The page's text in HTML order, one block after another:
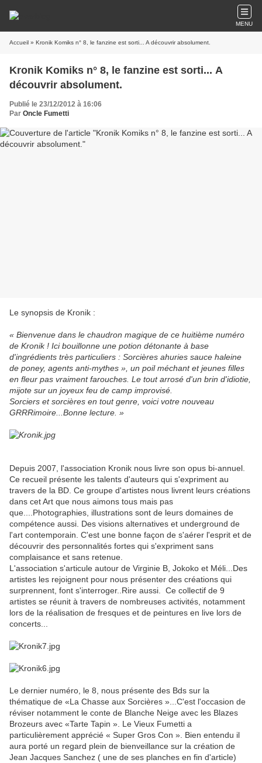
MENU
Accueil » Kronik Komiks n° 8, le fanzine est sorti... A découvrir absolument.
Kronik Komiks n° 8, le fanzine est sorti... A
découvrir absolument.
Publié le 23/12/2012 à 16:06
Par Oncle Fumetti
Le synopsis de Kronik :
« Bienvenue dans le chaudron magique de ce huitième numéro
de Kronik ! Ici bouillonne une potion détonante à base
d'ingrédients très particuliers : Sorcières ahuries sauce haleine
de poney, agents anti-mythes », un poil méchant et jeunes filles
en fleur pas vraiment farouches. Le tout arrosé d'un brin d'idiotie,
mijote sur un joyeux feu de camp improvisé.
Sorciers et sorcières en tout genre, voici votre nouveau
GRRRimoire...Bonne lecture. »
Depuis 2007, l'association Kronik nous livre son opus bi-annuel.
Ce recueil présente les talents d'auteurs qui s'expriment au
travers de la BD. Ce groupe d'artistes nous livrent leurs créations
dans cet Art que nous aimons tous mais pas
que....Photographies, illustrations sont de leurs domaines de
compétence aussi. Des visions alternatives et underground de
l'art contemporain. C'est une bonne façon de s'aérer l'esprit et de
découvrir des personnalités fortes qui s'expriment sans
complaisance et sans retenue.
L'association s'articule autour de Virginie B, Jokoko et Méli...Des
artistes les rejoignent pour nous présenter des créations qui
surprennent, font s'interroger..Rire aussi. Ce collectif de 9
artistes se réunit à travers de nombreuses activités, notamment
lors de la réalisation de fresques et de peintures en live lors de
concerts...
Le dernier numéro, le 8, nous présente des Bds sur la
thématique de «La Chasse aux Sorcières »...C'est l'occasion de
réviser notamment le conte de Blanche Neige avec les Blazes
Brozeurs avec «Tarte Tapin ». Le Vieux Fumetti a
particulièrement apprécié « Super Gros Con ». Bien entendu il
aura porté un regard plein de bienveillance sur la création de
Jean Jacques Sanchez ( une de ses planches en fin d'article)